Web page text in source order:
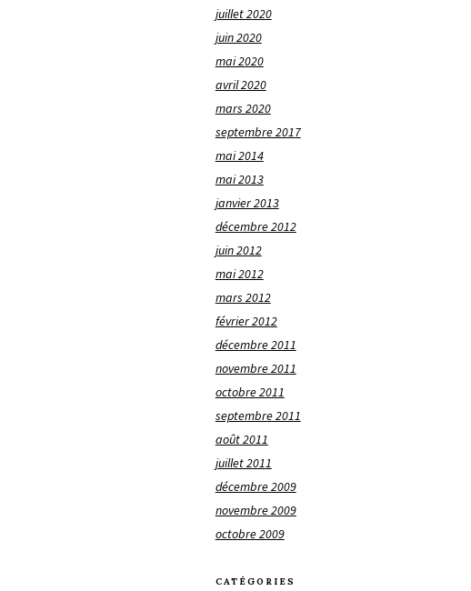
juillet 2020
juin 2020
mai 2020
avril 2020
mars 2020
septembre 2017
mai 2014
mai 2013
janvier 2013
décembre 2012
juin 2012
mai 2012
mars 2012
février 2012
décembre 2011
novembre 2011
octobre 2011
septembre 2011
août 2011
juillet 2011
décembre 2009
novembre 2009
octobre 2009
CATÉGORIES